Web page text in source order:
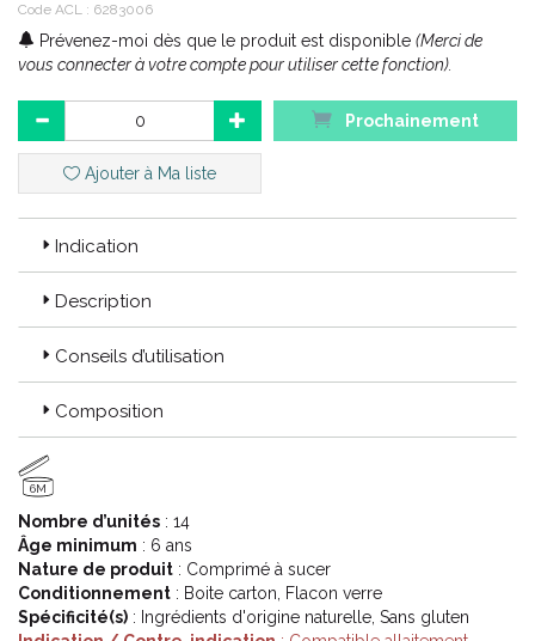
Code EAN : 3528285210978
Code ACL : 6283006
Prévenez-moi dès que le produit est disponible (Merci de
vous connecter à votre compte pour utiliser cette fonction).
Prochainement
Ajouter à Ma liste
Indication
Description
Conseils d’utilisation
Composition
6M
Nombre d’unités : 14
Âge minimum : 6 ans
Nature de produit : Comprimé à sucer
Conditionnement : Boite carton, Flacon verre
Spécificité(s) : Ingrédients d'origine naturelle, Sans gluten